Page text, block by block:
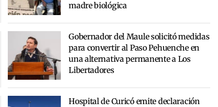
madre biológica
Gobernador del Maule solicitó medidas
para convertir al Paso Pehuenche en
una alternativa permanente a Los
Libertadores
Hospital de Curicó emite declaración